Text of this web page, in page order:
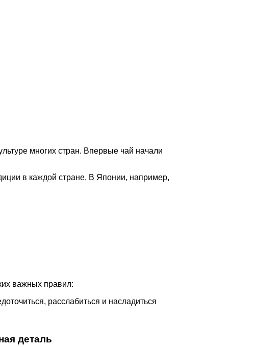
многих стран. Впервые чай начали
в каждой стране. В Японии, например,
важных правил:
расслабиться и насладиться
деталь